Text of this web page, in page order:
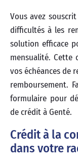
Vous avez
difficultés à les
solution efficace
mensualité. Cette
vos échéances de
remboursement.
formulaire pour
de crédit à Genté.
Crédit à la
dans votre